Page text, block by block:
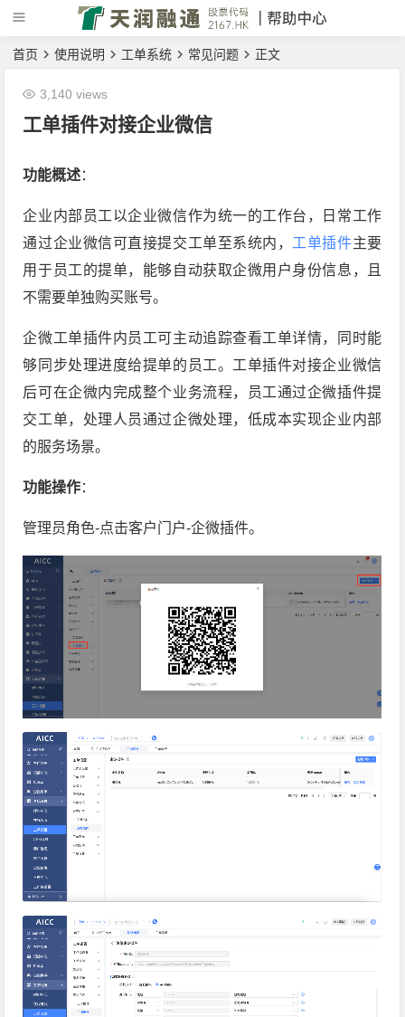
首页 使用说明 工单系统 常见问题 正文
工单插件对接企业微信
3,140 views
功能概述：
企业内部员工以企业微信作为统一的工作台，日常工作
通过企业微信可直接提交工单至系统内， 工单插件主要
用于员工的提单，能够自动获取企微用户身份信息，且
不需要单独购买账号。
企微工单插件内员工可主动追踪查看工单详情，同时能
够同步处理进度给提单的员工。工单插件对接企业微信
后可在企微内完成整个业务流程，员工通过企微插件提
交工单，处理人员通过企微处理，低成本实现企业内部
的服务场景。
功能操作：
管理员角色-点击客户门户-企微插件。